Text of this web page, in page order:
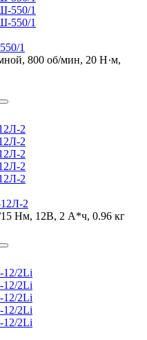
1
800 об/мин, 20 Н·м,
2
15 Нм, 12В, 2 А*ч, 0.96 кг